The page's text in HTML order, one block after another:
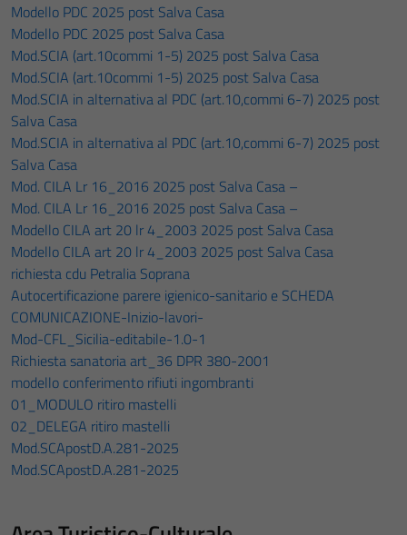
Modello PDC 2025 post Salva Casa
Modello PDC 2025 post Salva Casa
Mod.SCIA (art.10commi 1-5) 2025 post Salva Casa
Mod.SCIA (art.10commi 1-5) 2025 post Salva Casa
Mod.SCIA in alternativa al PDC (art.10,commi 6-7) 2025 post
Salva Casa
Mod.SCIA in alternativa al PDC (art.10,commi 6-7) 2025 post
Salva Casa
Mod. CILA Lr 16_2016 2025 post Salva Casa –
Mod. CILA Lr 16_2016 2025 post Salva Casa –
Modello CILA art 20 lr 4_2003 2025 post Salva Casa
Modello CILA art 20 lr 4_2003 2025 post Salva Casa
richiesta cdu Petralia Soprana
Autocertificazione parere igienico-sanitario e SCHEDA
COMUNICAZIONE-Inizio-lavori-
Mod-CFL_Sicilia-editabile-1.0-1
Richiesta sanatoria art_36 DPR 380-2001
modello conferimento rifiuti ingombranti
01_MODULO ritiro mastelli
02_DELEGA ritiro mastelli
Mod.SCApostD.A.281-2025
Mod.SCApostD.A.281-2025